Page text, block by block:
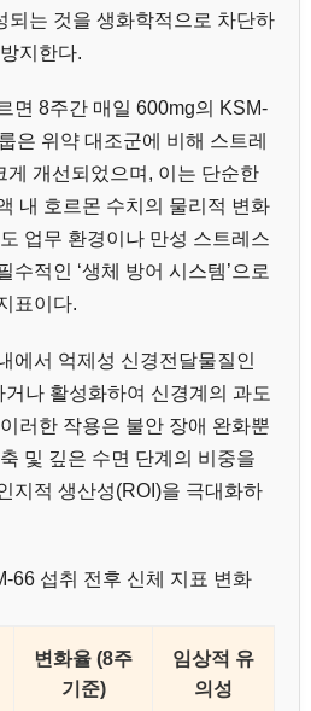
되는 것을 생화학적으로 차단하
지한다.
면 8주간 매일 600mg의 KSM-
은 위약 대조군에 비해 스트레
게 개선되었으며, 이는 단순한
내 호르몬 수치의 물리적 변화
업무 환경이나 만성 스트레스
수적인 ‘생체 방어 시스템’으로
표이다.
에서 억제성 신경전달물질인
나 활성화하여 신경계의 과도
러한 작용은 불안 장애 완화뿐
및 깊은 수면 단계의 비중을
지적 생산성(ROI)을 극대화하
66 섭취 전후 신체 지표 변화
변화율 (8주
기준)
임상적 유
의성